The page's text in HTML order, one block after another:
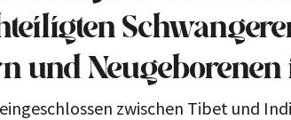
und Neugeborenen
zwischen Tibet und